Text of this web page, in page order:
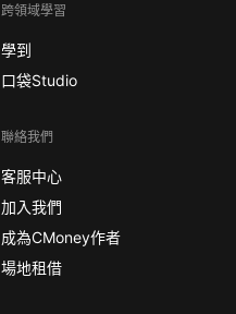
跨領域學習
學到
口袋Studio
聯絡我們
客服中心
加入我們
成為CMoney作者
場地租借